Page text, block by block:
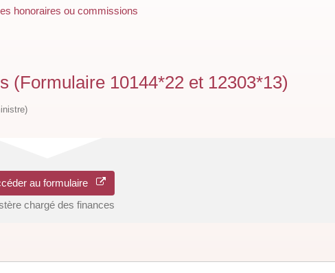
honoraires ou commissions
(Formulaire 10144*22 et 12303*13)
au formulaire
chargé des finances